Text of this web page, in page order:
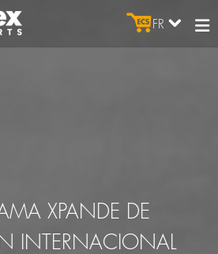
FR
XPANDE DE
INTERNACIONAL